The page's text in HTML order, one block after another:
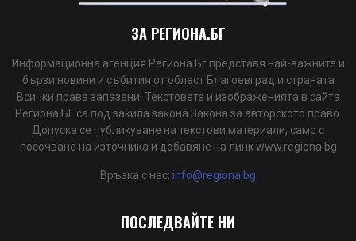
ЗА РЕГИОНА.БГ
Информационна агенция Региона Бг представя най-важните и
бързи новини и събития от област Благоевград и страната
Всички права запазени! Текстовете и изображенията в сайта
Региона БГ са под закила закона Закона за авторското право.
Допуска се публикуване на текстови материали, само с
посочване на източника и добавяне на линк www.regiona.bg
Връзка с нас: info@regiona.bg
ПОСЛЕДВАЙТЕ НИ